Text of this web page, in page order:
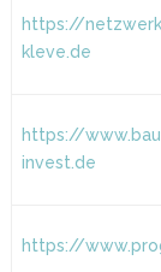
https://
kleve.de
https://
invest.de
https://